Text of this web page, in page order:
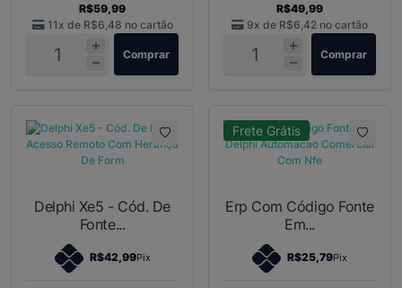
R$59,99
11x de R$6,48 no cartão
Comprar
R$49,99
9x de R$6,42 no cartão
Comprar
Delphi Xe5 - Cód. De
Fonte...
R$42,99Pix
Frete Grátis
Erp Com Código Fonte
Em...
R$25,79Pix